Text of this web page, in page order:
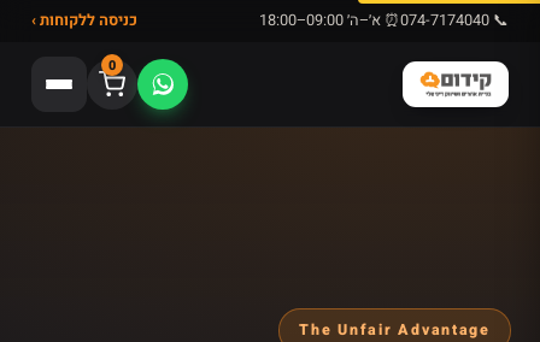
📞 074-7174040 ⏰ א׳–ה׳ 09:00–18:00 כניסה ללקוחות ›
0
The Unfair Advantage